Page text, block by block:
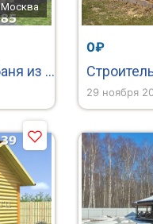
Москва
Проект БС-10 4х6 м баня из сухого бруса
0₽
29 ноября